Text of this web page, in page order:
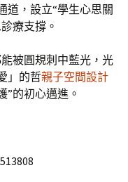
道，設立“學生心思關
療支撐。
被圓規刺中藍光，光
」的哲親子空間設計
”的初心邁進。